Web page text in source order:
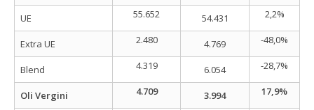
UE 55.652 54.431 2,2%
Extra UE 2.480 4.769 -48,0%
Blend 4.319 6.054 -28,7%
Oli Vergini 4.709 3.994 17,9%